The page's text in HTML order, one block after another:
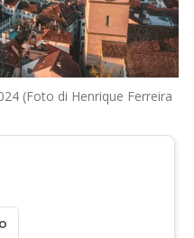
(Foto di Henrique Ferreira